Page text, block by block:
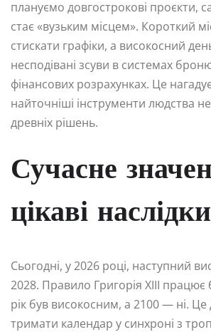
плануємо довгострокові проєкти,
стає «вузьким місцем». Короткий
стискати графіки, а високосний
несподівані зсуви в системах
фінансових розрахунках. Це
найточніші інструменти людства
древніх рішень.
Сучасне
цікаві наслідки
Сьогодні, у 2026 році, наступний
2028. Правило Григорія XIII працює
рік був високосним, а 2100 — ні. Це
тримати календар у синхроні з